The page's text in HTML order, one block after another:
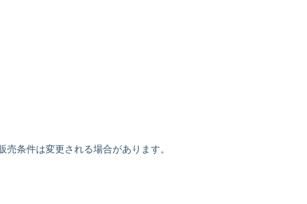
条件は変更される場合があります。